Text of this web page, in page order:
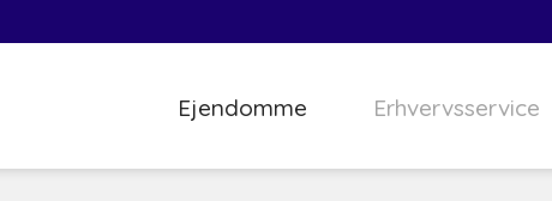
Ejendomme Erhvervsservice